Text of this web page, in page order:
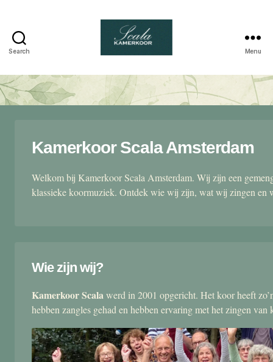
Search
kamerkoor
Menu
Kamerkoor Scala Amsterdam
Welkom bij Kamerkoor Scala Amsterdam. Wij zijn een
klassieke koormuziek. Ontdek wie wij zijn, wat wij zingen en
Wie zijn wij?
Kamerkoor Scalawerd in 2001 opgericht. Het koor heeft
hebben zangles gehad en hebben ervaring met het zingen van